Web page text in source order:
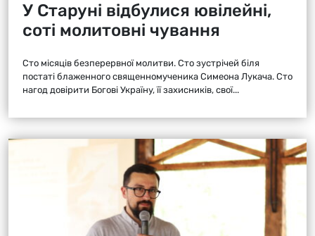
У Старуні відбулися ювілейні,
соті молитовні чування
Сто місяців безперервної молитви. Сто зустрічей біля
постаті блаженного священномученика Симеона Лукача. Сто
нагод довірити Богові Україну, її захисників, свої...